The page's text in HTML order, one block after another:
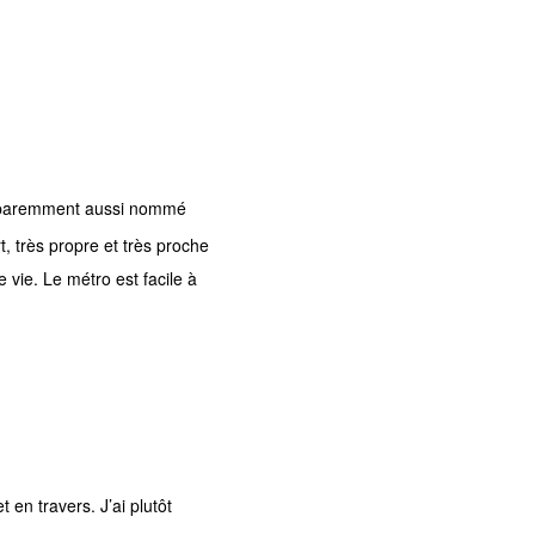
aussi nommé
très propre et très proche
vie. Le métro est facile à
en travers. J’ai plutôt